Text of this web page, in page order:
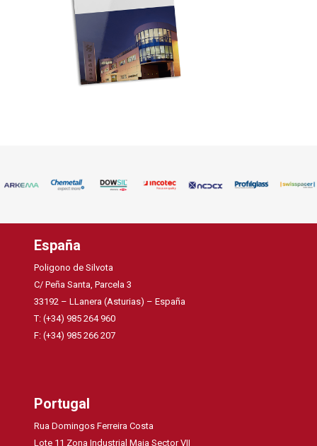
España
Poligono de Silvota
C/ Peña Santa, Parcela 3
33192 – LLanera (Asturias) – España
T: (+34) 985 264 960
F: (+34) 985 266 207
Portugal
Rua Domingos Ferreira Costa
Lote 11 Zona Industrial Maia Sector VII